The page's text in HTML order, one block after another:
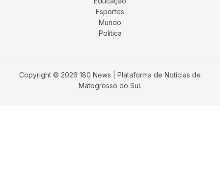
Esportes
Mundo
Política
Copyright © 2026 180 News | Plataforma de Notícias de
Matogrosso do Sul.